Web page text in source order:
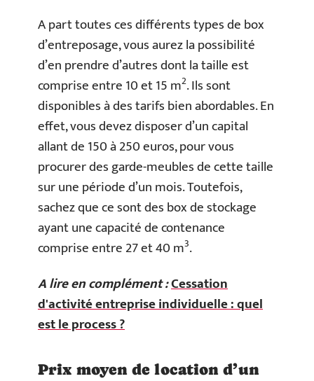
A part toutes ces différents types de box
d’entreposage, vous aurez la possibilité
d’en prendre d’autres dont la taille est
comprise entre 10 et 15 m2. Ils sont
disponibles à des tarifs bien abordables. En
effet, vous devez disposer d’un capital
allant de 150 à 250 euros, pour vous
procurer des garde-meubles de cette taille
sur une période d’un mois. Toutefois,
sachez que ce sont des box de stockage
ayant une capacité de contenance
comprise entre 27 et 40 m3.
A lire en complément :Cessation
d'activité entreprise individuelle : quel
est le process ?
Prix moyen de location d’un